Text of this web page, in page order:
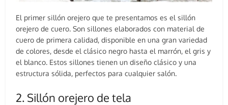
El primer sillón orejero que te presentamos es el sillón
orejero de cuero. Son sillones elaborados con material de
cuero de primera calidad, disponible en una gran variedad
de colores, desde el clásico negro hasta el marrón, el gris y
el blanco. Estos sillones tienen un diseño clásico y una
estructura sólida, perfectos para cualquier salón.
2. Sillón orejero de tela